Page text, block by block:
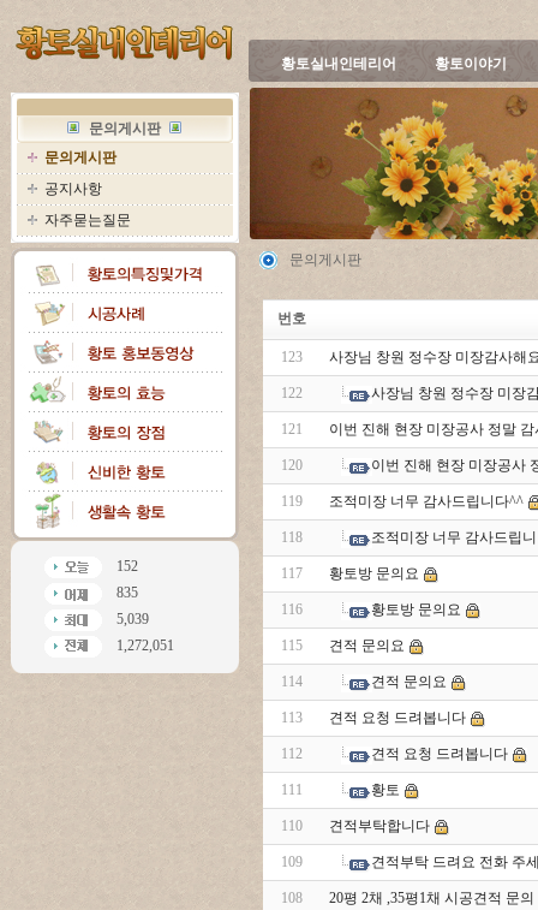
황토실내인테리어 황토이야기
문의게시판
문의게시판
공지사항
자주묻는질문
152
835
5,039
1,272,051
문의게시판
번호
123 사장님 창원 정수장 미장감사해
122 사장님 창원 정수장 미장
121 이번 진해 현장 미장공사 정말
120 이번 진해 현장 미장공사
119 조적미장 너무 감사드립니다^^
118 조적미장 너무 감사드립
117 황토방 문의요
116 황토방 문의요
115 견적 문의요
114 견적 문의요
113 견적 요청 드려봅니다
112 견적 요청 드려봅니다
111 황토
110 견적부탁합니다
109 견적부탁 드려요 전화 주
108 20평 2채 ,35평1채 시공견적 문의